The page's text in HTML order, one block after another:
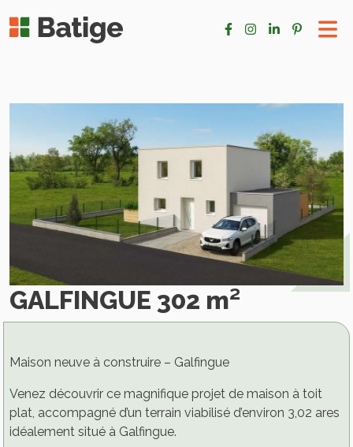
GALFINGUE 302 m²
Maison neuve à construire – Galfingue
Venez découvrir ce magnifique projet de maison à toit
plat, accompagné d’un terrain viabilisé d’environ 3,02 ares
idéalement situé à Galfingue.